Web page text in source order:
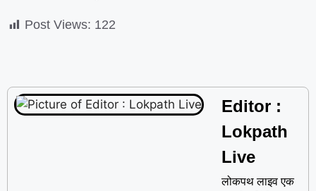
Post Views: 122
Editor :
Lokpath
Live
लोकपथ लाइव एक